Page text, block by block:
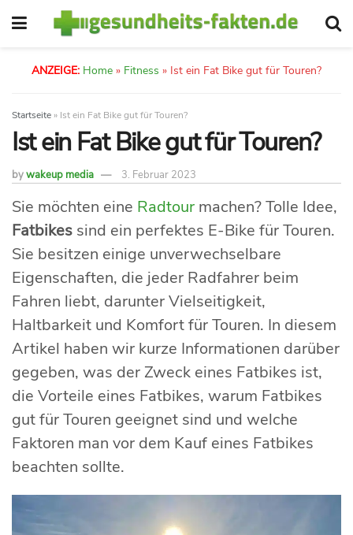
ANZEIGE: Home » Fitness » Ist ein Fat Bike gut für Touren?
Startseite » Ist ein Fat Bike gut für Touren?
Ist ein Fat Bike gut für Touren?
bywakeup media 3. Februar 2023
Sie möchten eine Radtour machen? Tolle Idee,
Fatbikes sind ein perfektes E-Bike für Touren.
Sie besitzen einige unverwechselbare
Eigenschaften, die jeder Radfahrer beim
Fahren liebt, darunter Vielseitigkeit,
Haltbarkeit und Komfort für Touren. In diesem
Artikel haben wir kurze Informationen darüber
gegeben, was der Zweck eines Fatbikes ist,
die Vorteile eines Fatbikes, warum Fatbikes
gut für Touren geeignet sind und welche
Faktoren man vor dem Kauf eines Fatbikes
beachten sollte.